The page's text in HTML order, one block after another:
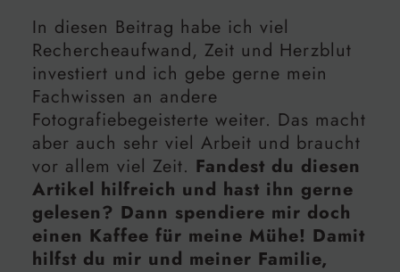
In diesen Beitrag habe ich viel
Rechercheaufwand, Zeit und Herzblut
investiert und ich gebe gerne mein
Fachwissen an andere
Fotografiebegeisterte weiter. Das macht
aber auch sehr viel Arbeit und braucht
vor allem viel Zeit. Fandest du diesen
Artikel hilfreich und hast ihn gerne
gelesen? Dann spendiere mir doch
einen Kaffee für meine Mühe! Damit
hilfst du mir und meiner Familie,